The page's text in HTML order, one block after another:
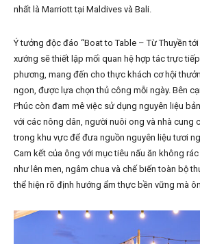
nhất là Marriott tại Maldives và Bali.
Ý tưởng độc đáo “Boat to Table – Từ Thuyền
xướng sẽ thiết lập mối quan hệ hợp tác trực
phương, mang đến cho thực khách cơ hội
ngon, được lựa chọn thủ công mỗi ngày. Bên
Phúc còn đam mê việc sử dụng nguyên liệu
với các nông dân, người nuôi ong và nhà cung
trong khu vực để đưa nguồn nguyên liệu tươi
Cam kết của ông với mục tiêu nấu ăn không
như lên men, ngâm chua và chế biến toàn bộ
thể hiện rõ định hướng ẩm thực bền vững mà